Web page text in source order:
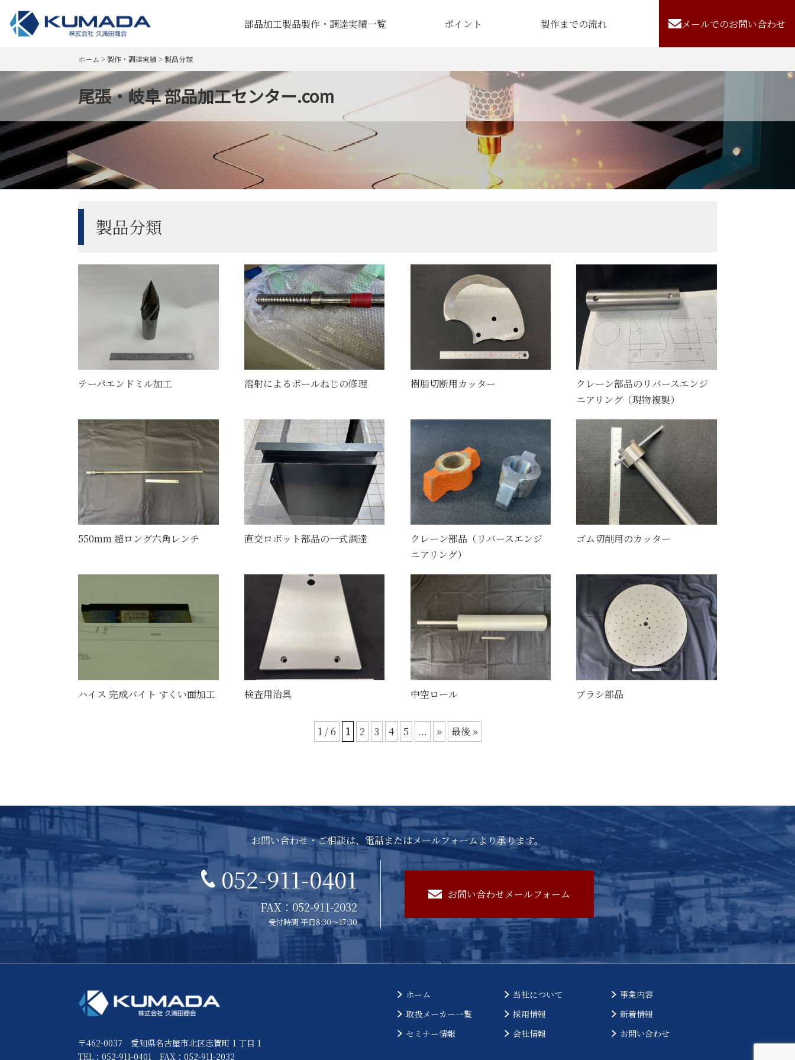
部品加工製品製作・調達実績一覧 ポイント 製作までの流れ メールでのお問い合わせ
ホーム > 製作・調達実績> 製品分類
尾張・岐阜 部品加工センター.com
製品分類
テーパエンドミル加工 溶射によるボールねじの修理 樹脂切断用カッター
クレーン部品のリバースエンジ
ニアリング（現物複製）
550mm 超ロング六角レンチ 直交ロボット部品の一式調達
クレーン部品（リバースエンジ
ニアリング）
ゴム切削用のカッター
ハイス 完成バイト すくい面加工 検査用治具 中空ロール ブラシ部品
1 / 6 1 2 3 4 5 ... » 最後 »
お問い合わせ・ご相談は、電話またはメールフォームより承ります。
052-911-0401
FAX：052-911-2032
受付時間 平日8:30～17:30
お問い合わせメールフォーム
〒462-0037 愛知県名古屋市北区志賀町１丁目１
TEL：052-911-0401 FAX：052-911-2032
ホーム 当社について
事業内容
取扱メーカー一覧
採用情報
新着情報
セミナー情報
会社情報 お問い合わせ